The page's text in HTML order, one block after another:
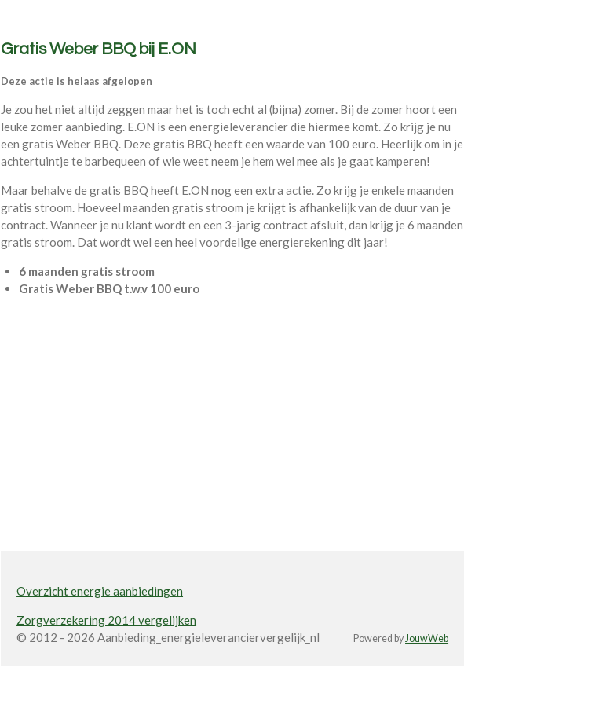
Gratis Weber BBQ bij E.ON
Deze actie is helaas afgelopen
Je zou het niet altijd zeggen maar het is toch echt al (bijna) zomer. Bij de zomer hoort een
leuke zomer aanbieding. E.ON is een energieleverancier die hiermee komt. Zo krijg je nu
een gratis Weber BBQ. Deze gratis BBQ heeft een waarde van 100 euro. Heerlijk om in je
achtertuintje te barbequeen of wie weet neem je hem wel mee als je gaat kamperen!
Maar behalve de gratis BBQ heeft E.ON nog een extra actie. Zo krijg je enkele maanden
gratis stroom. Hoeveel maanden gratis stroom je krijgt is afhankelijk van de duur van je
contract. Wanneer je nu klant wordt en een 3-jarig contract afsluit, dan krijg je 6 maanden
gratis stroom. Dat wordt wel een heel voordelige energierekening dit jaar!
6 maanden gratis stroom
Gratis Weber BBQ t.w.v 100 euro
Overzicht energie aanbiedingen
Zorgverzekering 2014 vergelijken
© 2012 - 2026 Aanbieding_energieleveranciervergelijk_nl
Powered byJouwWeb